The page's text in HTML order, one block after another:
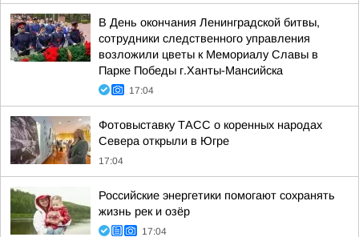
В День окончания Ленинградской битвы,
сотрудники следственного управления
возложили цветы к Мемориалу Славы в
Парке Победы г.Ханты-Мансийска
17:04
Фотовыставку ТАСС о коренных народах
Севера открыли в Югре
17:04
Российские энергетики помогают сохранять
жизнь рек и озёр
17:04